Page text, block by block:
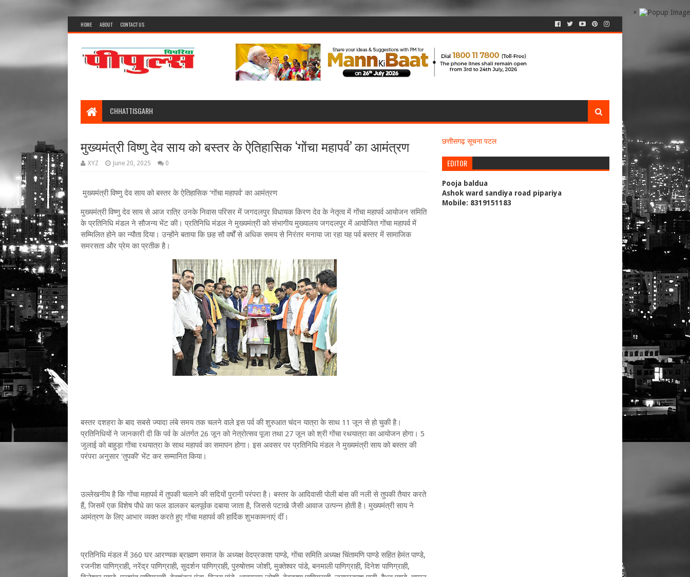
×
HOME ABOUT CONTACT US
CHHATTISGARH
मुख्यमंत्री विष्णु देव साय को बस्तर के ऐतिहासिक ‘गोंचा महापर्व’ का आमंत्रण
XYZ June 20, 2025 0
मुख्यमंत्री विष्णु देव साय को बस्तर के ऐतिहासिक ‘गोंचा महापर्व’ का आमंत्रण
मुख्यमंत्री विष्णु देव साय से आज रात्रि उनके निवास परिसर में जगदलपुर विधायक किरण देव के नेतृत्व में गोंचा महापर्व आयोजन समिति
के प्रतिनिधि मंडल ने सौजन्य भेंट की। प्रतिनिधि मंडल ने मुख्यमंत्री को संभागीय मुख्यालय जगदलपुर में आयोजित गोंचा महापर्व में
सम्मिलित होने का न्यौता दिया। उन्होंने बताया कि छह सौ वर्षों से अधिक समय से निरंतर मनाया जा रहा यह पर्व बस्तर में सामाजिक
समरसता और प्रेम का प्रतीक है।
बस्तर दशहरा के बाद सबसे ज्यादा लंबे समय तक चलने वाले इस पर्व की शुरुआत चंदन यात्रा के साथ 11 जून से हो चुकी है।
प्रतिनिधियों ने जानकारी दी कि पर्व के अंतर्गत 26 जून को नेत्रोत्सव पूजा तथा 27 जून को श्री गोंचा रथयात्रा का आयोजन होगा। 5
जुलाई को बाहुड़ा गोंचा रथयात्रा के साथ महापर्व का समापन होगा। इस अवसर पर प्रतिनिधि मंडल ने मुख्यमंत्री साय को बस्तर की
परंपरा अनुसार ‘तुपकी’ भेंट कर सम्मानित किया।
उल्लेखनीय है कि गोंचा महापर्व में तुपकी चलाने की सदियों पुरानी परंपरा है। बस्तर के आदिवासी पोली बांस की नली से तुपकी तैयार करते
हैं, जिसमें एक विशेष पौधे का फल डालकर बलपूर्वक दबाया जाता है, जिससे पटाखे जैसी आवाज उत्पन्न होती है। मुख्यमंत्री साय ने
आमंत्रण के लिए आभार व्यक्त करते हुए गोंचा महापर्व की हार्दिक शुभकामनाएं दीं।
प्रतिनिधि मंडल में 360 घर आरण्यक ब्राह्मण समाज के अध्यक्ष वेदप्रकाश पाण्डे, गोंचा समिति अध्यक्ष चिंतामणि पाण्डे सहित हेमंत पाण्डे,
रजनीश पाणिग्राही, नरेंद्र पाणिग्राही, सुदर्शन पाणिग्राही, पुरुषोत्तम जोशी, मुक्तेश्वर पांडे, बनमाली पाणिग्राही, दिनेश पाणिग्राही,
छत्तीसगढ़ सूचना पटल
EDITOR
Pooja baldua
Ashok ward sandiya road pipariya
Mobile: 8319151183